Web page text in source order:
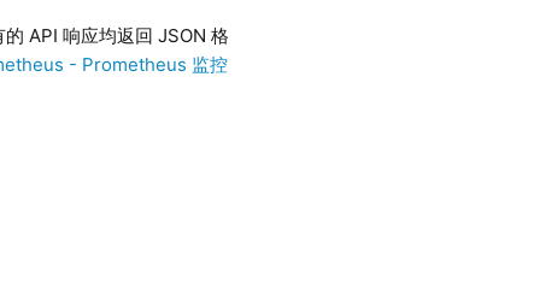
API 响应均返回 JSON 格
- Prometheus 监控